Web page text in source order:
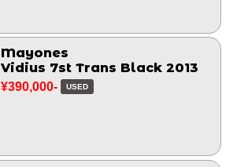
Mayones
Vidius 7st Trans Black 2013
¥390,000- USED